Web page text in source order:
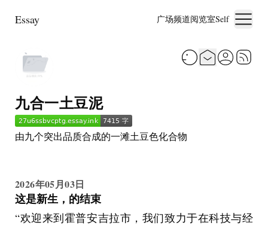
Essay 广场频道阅览室Self
九合一土豆泥
由九个突出品质合成的一滩土豆色化合物
2026年05月03日
这是新生，的结束
“欢迎来到霍普安吉拉市，我们致力于在科技与经